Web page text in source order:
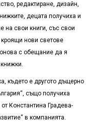
редактиране, дизайн,
децата получиха и
на свои книги, със свои
нови светове
с обещание да я
където е другото дъщерно
също получиха
Константина Градева-
в компанията.